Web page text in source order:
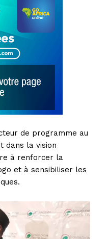
de programme au
dans la vision
à renforcer la
et à sensibiliser les